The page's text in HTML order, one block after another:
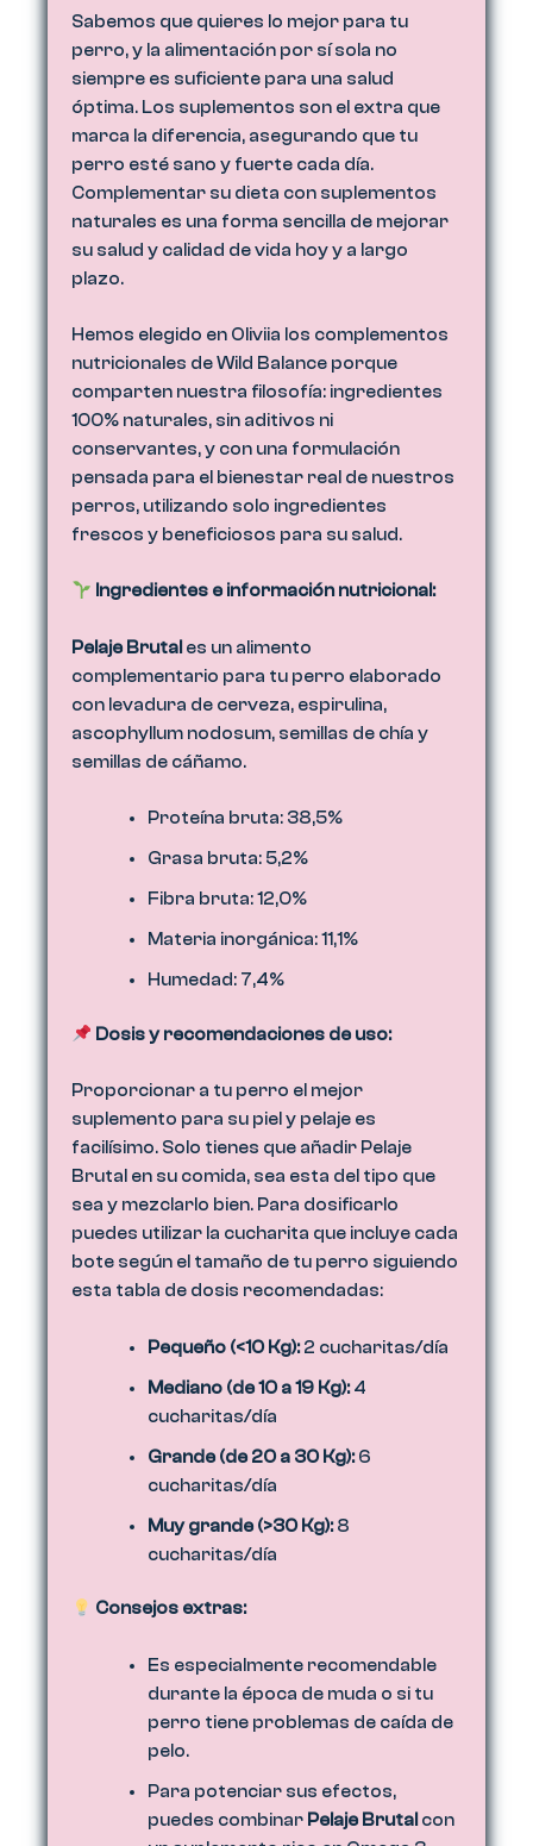
Sabemos que quieres lo mejor para tu
perro, y la alimentación por sí sola no
siempre es suficiente para una salud
óptima. Los suplementos son el extra que
marca la diferencia, asegurando que tu
perro esté sano y fuerte cada día.
Complementar su dieta con suplementos
naturales es una forma sencilla de mejorar
su salud y calidad de vida hoy y a largo
plazo.
Hemos elegido en Oliviia los complementos
nutricionales de Wild Balance porque
comparten nuestra filosofía: ingredientes
100% naturales, sin aditivos ni
conservantes, y con una formulación
pensada para el bienestar real de nuestros
perros, utilizando solo ingredientes
frescos y beneficiosos para su salud.
Ingredientes e información nutricional:
Pelaje Brutal es un alimento
complementario para tu perro elaborado
con levadura de cerveza, espirulina,
ascophyllum nodosum, semillas de chía y
semillas de cáñamo.
Proteína bruta: 38,5%
Grasa bruta: 5,2%
Fibra bruta: 12,0%
Materia inorgánica: 11,1%
Humedad: 7,4%
Dosis y recomendaciones de uso:
Proporcionar a tu perro el mejor
suplemento para su piel y pelaje es
facilísimo. Solo tienes que añadir Pelaje
Brutal en su comida, sea esta del tipo que
sea y mezclarlo bien. Para dosificarlo
puedes utilizar la cucharita que incluye cada
bote según el tamaño de tu perro siguiendo
esta tabla de dosis recomendadas:
Pequeño (<10 Kg):2 cucharitas/día
Mediano (de 10 a 19 Kg):4
cucharitas/día
Grande (de 20 a 30 Kg):6
cucharitas/día
Muy grande (>30 Kg):8
cucharitas/día
Consejos extras:
Es especialmente recomendable
durante la época de muda o si tu
perro tiene problemas de caída de
pelo.
Para potenciar sus efectos,
puedes combinar Pelaje Brutal con